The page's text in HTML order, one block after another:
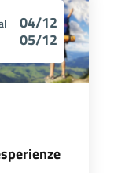
04/12
05/12